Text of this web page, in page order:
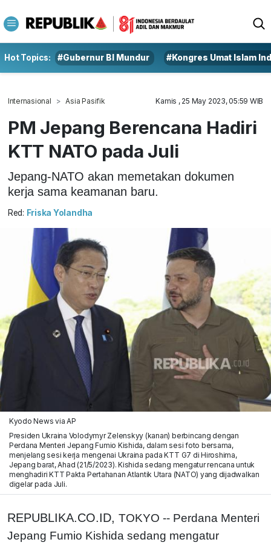
Hot Topics: #Gubernur BI Mundur #Kongres Umat Islam
Internasional Asia Pasifik Kamis , 25 May 2023, 05:59 WIB
PM Jepang Berencana Hadiri
KTT NATO pada Juli
Jepang-NATO akan memetakan dokumen
kerja sama keamanan baru.
Red: Friska Yolandha
Kyodo News via AP
Presiden Ukraina Volodymyr Zelenskyy (kanan) berbincang dengan
Perdana Menteri Jepang Fumio Kishida, dalam sesi foto bersama,
menjelang sesi kerja mengenai Ukraina pada KTT G7 di Hiroshima,
Jepang barat, Ahad (21/5/2023). Kishida sedang mengatur rencana untuk
menghadiri KTT Pakta Pertahanan Atlantik Utara (NATO) yang dijadwalkan
digelar pada Juli.
REPUBLIKA.CO.ID, TOKYO -- Perdana Menteri
Jepang Fumio Kishida sedang mengatur